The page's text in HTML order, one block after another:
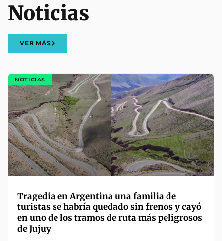
Noticias
VER MÁS
NOTICIAS
Tragedia en Argentina una familia de
turistas se habría quedado sin frenos y cayó
en uno de los tramos de ruta más peligrosos
de Jujuy